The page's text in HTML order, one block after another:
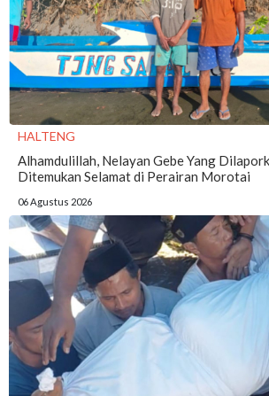
HALTENG
Alhamdulillah, Nelayan Gebe Yang
Ditemukan Selamat di Perairan Morotai
06 Agustus 2026